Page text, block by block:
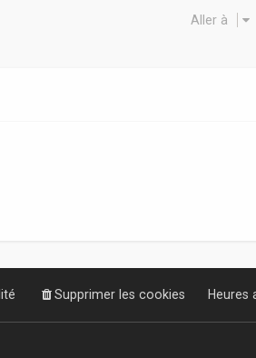
Aller à
Heures
Supprimer les cookies